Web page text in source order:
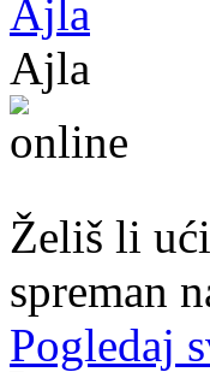
Ajla
Želiš li
spreman
Pogledaj